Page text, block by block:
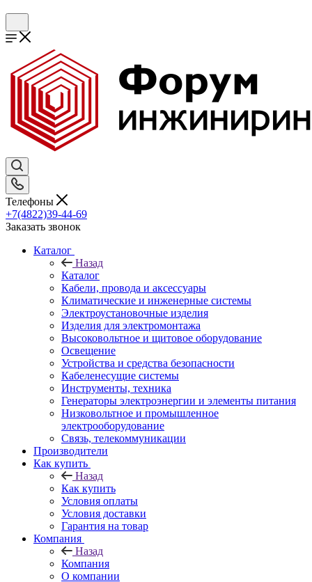
Телефоны
+7(4822)39-44-69
Заказать звонок
Каталог
Назад
Каталог
Кабели, провода и аксессуары
Климатические и инженерные системы
Электроустановочные изделия
Изделия для электромонтажа
Высоковольтное и щитовое оборудование
Освещение
Устройства и средства безопасности
Кабеленесущие системы
Инструменты, техника
Генераторы электроэнергии и элементы питания
Низковольтное и промышленное
электрооборудование
Связь, телекоммуникации
Производители
Как купить
Назад
Как купить
Условия оплаты
Условия доставки
Гарантия на товар
Компания
Назад
Компания
О компании